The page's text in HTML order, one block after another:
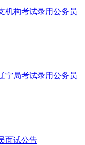
机构考试录用公务员
宁局考试录用公务员
面试公告